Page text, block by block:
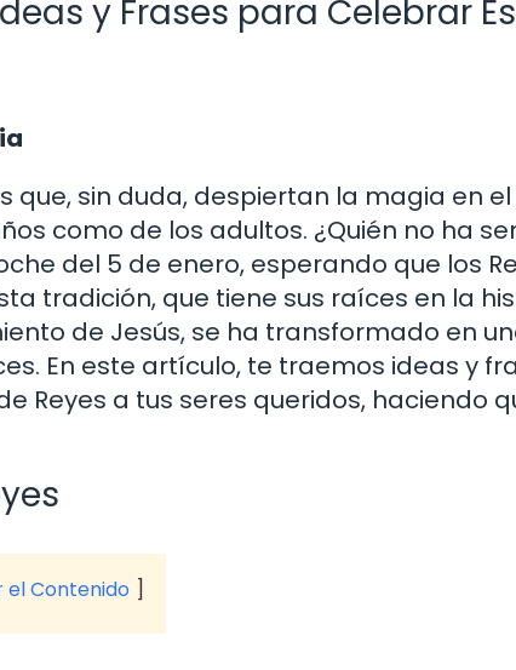
y Frases para Celebrar
que, sin duda, despiertan la magia en el
como de los adultos. ¿Quién no ha
del 5 de enero, esperando que los
tradición, que tiene sus raíces en la
de Jesús, se ha transformado en
En este artículo, te traemos ideas y
Reyes a tus seres queridos, haciendo
Contenido